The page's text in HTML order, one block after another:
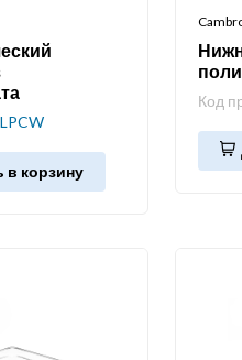
в корзину
Код